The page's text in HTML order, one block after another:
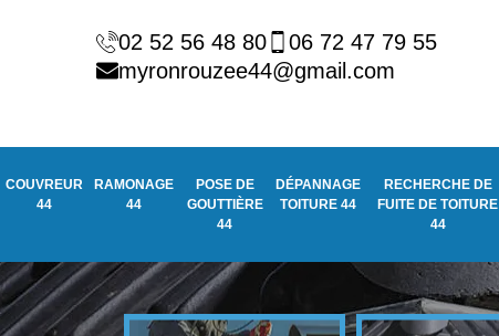
02 52 56 48 80
06 72 47 79 55
myronrouzee44@gmail.com
COUVREUR
44
RAMONAGE
44
POSE DE
GOUTTIÈRE
44
DÉPANNAGE
TOITURE 44
RECHERCHE DE
FUITE DE TOITURE
44